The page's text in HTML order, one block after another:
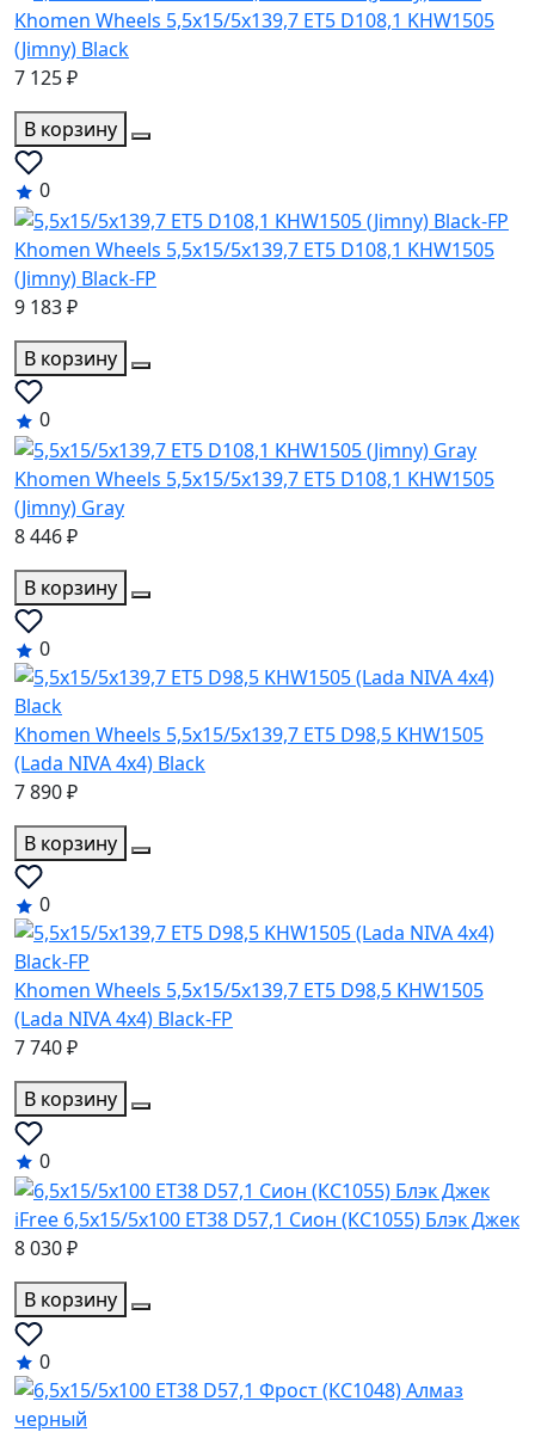
Khomen Wheels 5,5x15/5x139,7 ET5 D108,1 KHW1505
(Jimny) Black
7 125 ₽
В корзину
0
Khomen Wheels 5,5x15/5x139,7 ET5 D108,1 KHW1505
(Jimny) Black-FP
9 183 ₽
В корзину
0
Khomen Wheels 5,5x15/5x139,7 ET5 D108,1 KHW1505
(Jimny) Gray
8 446 ₽
В корзину
0
Khomen Wheels 5,5x15/5x139,7 ET5 D98,5 KHW1505
(Lada NIVA 4x4) Black
7 890 ₽
В корзину
0
Khomen Wheels 5,5x15/5x139,7 ET5 D98,5 KHW1505
(Lada NIVA 4x4) Black-FP
7 740 ₽
В корзину
0
iFree 6,5x15/5x100 ET38 D57,1 Сион (КС1055) Блэк Джек
8 030 ₽
В корзину
0